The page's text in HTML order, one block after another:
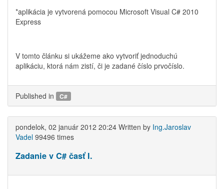
*aplikácia je vytvorená pomocou Microsoft Visual C# 2010
Express
V tomto článku si ukážeme ako vytvoriť jednoduchú
aplikáciu, ktorá nám zistí, či je zadané číslo prvočíslo.
Published in C#
pondelok, 02 január 2012 20:24 Written by Ing.Jaroslav
Vadel 99496 times
Zadanie v C# časť I.